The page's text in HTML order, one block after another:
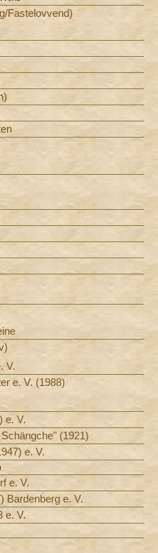
Fastelovvend)
V.
e. V. (1988)
e. V.
(1921)
e. V.
e. V.
Bardenberg e. V.
e. V.